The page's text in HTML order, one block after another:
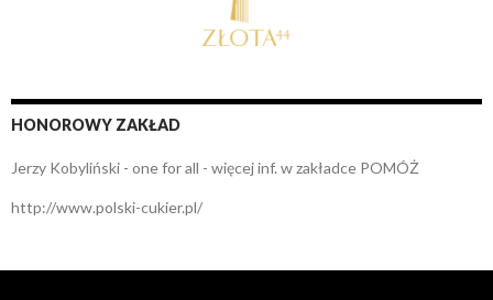
HONOROWY ZAKŁAD
Jerzy Kobyliński - one for all - więcej inf. w zakładce POMÓŻ
http://www.polski-cukier.pl/